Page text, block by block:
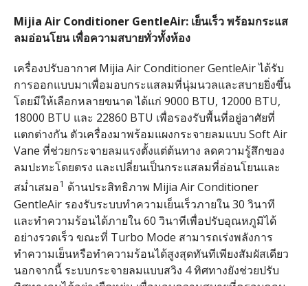
Mijia Air Conditioner GentleAir: เย็นเร็ว พร้อมกระแส
ลมอ่อนโยน เพื่อความสบายทั่วทั้งห้อง
เครื่องปรับอากาศ Mijia Air Conditioner GentleAir ได้รับ
การออกแบบมาเพื่อมอบกระแสลมที่นุ่มนวลและสบายยิ่งขึ้น
โดยมีให้เลือกหลายขนาด ได้แก่ 9000 BTU, 12000 BTU,
18000 BTU และ 22860 BTU เพื่อรองรับพื้นที่อยู่อาศัยที่
แตกต่างกัน ตัวเครื่องมาพร้อมแผงกระจายลมแบบ Soft Air
Vane ที่ช่วยกระจายลมแรงตั้งแต่ต้นทาง ลดความรู้สึกของ
ลมปะทะโดยตรง และเปลี่ยนเป็นกระแสลมที่อ่อนโยนและ
สม่ำเสมอ1 ด้านประสิทธิภาพ Mijia Air Conditioner
GentleAir รองรับระบบทำความเย็นเร็วภายใน 30 วินาที
และทำความร้อนได้ภายใน 60 วินาทีเพื่อปรับอุณหภูมิได้
อย่างรวดเร็ว ขณะที่ Turbo Mode สามารถเร่งพลังการ
ทำความเย็นหรือทำความร้อนได้สูงสุดทันทีเพียงสัมผัสเดียว
นอกจากนี้ ระบบกระจายลมแบบสวิง 4 ทิศทางยังช่วยปรับ